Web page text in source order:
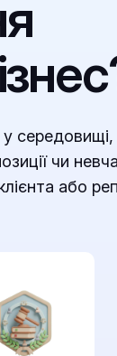
середовищі,
чи
або